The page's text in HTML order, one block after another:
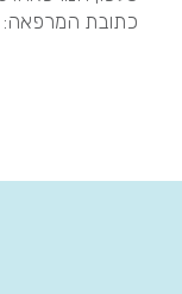
כתובת המרפאה: רח'